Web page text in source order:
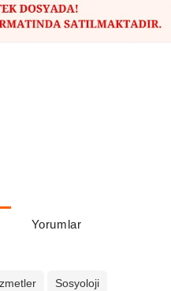
Yorumlar
Sosyoloji